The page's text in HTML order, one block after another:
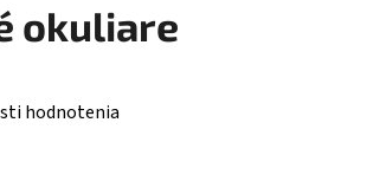
okuliare
hodnotenia